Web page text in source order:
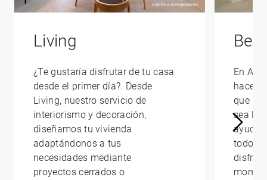
Living
¿Te gustaría disfrutar de tu casa
desde el primer día?. Desde
Living, nuestro servicio de
interiorismo y decoración,
diseñamos tu vivienda
adaptándonos a tus
necesidades mediante
proyectos cerrados o
En
que la
sea lo
todo lo